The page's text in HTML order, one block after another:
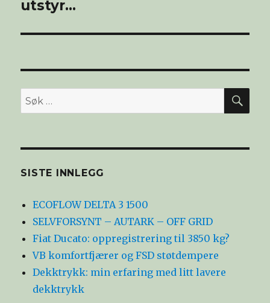
utstyr…
Søk
etter:
SISTE INNLEGG
ECOFLOW DELTA 3 1500
SELVFORSYNT – AUTARK – OFF GRID
Fiat Ducato: oppregistrering til 3850 kg?
VB komfortfjærer og FSD støtdempere
Dekktrykk: min erfaring med litt lavere
dekktrykk